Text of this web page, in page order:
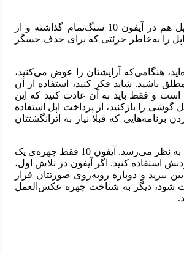
استفاده از فناوری‌های جدید روی گوشی‌ها این روزها در بین تمام تولیدکنندگان باب شده است. اپل هم در آیفون 10 سنگ‌تمام گذاشته و از
اپل را به‌خاطر جرئتی که برای حذف حسگر
هنگامی‌که آرایشتان را عوض می‌کنید،
باشید. شاید فکر کنید، استفاده از آن
است و فقط باید به آن عادت کنید که این
چند روز ابتدایی استفاده از آیفون 10 رخ خواهد داد. می‌توانید تنها با نگاه به آیفون 10، قفل گوشی را بازکنید، از پرداخت اپل استفاده
برنامه‌هایی که قبلا نیاز به اثرانگشتتان
فقط یک نکته‌ی مثبت در مورد Face ID وجود ندارد؛ بلکه موارد زیادی هستند که دانستن آن‌ها ضروری به نظر می‌رسد. آیفون 10 فقط چهره‌ی یک
استفاده کنید. اگر آیفون در تلاش اول،
ببرید و دوباره روبه‌روی صورتتان قرار
دست‌به‌دست شود، دیگر به شناخت چهره عکس‌العمل